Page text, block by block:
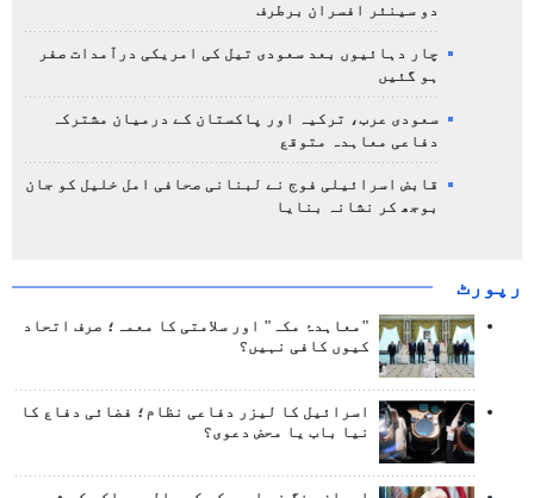
دو سینئر افسران برطرف
چار دہائیوں بعد سعودی تیل کی امریکی درآمدات صفر
ہو گئیں
سعودی عرب، ترکیہ اور پاکستان کے درمیان مشترکہ
دفاعی معاہدہ متوقع
قابض اسرائیلی فوج نے لبنانی صحافی امل خلیل کو جان
بوجھ کر نشانہ بنایا
رپورٹ
"معاہدۂ مکہ" اور سلامتی کا معمہ؛ صرف اتحاد
کیوں کافی نہیں؟
اسرائیل کا لیزر دفاعی نظام؛ فضائی دفاع کا
نیا باب یا محض دعوی؟